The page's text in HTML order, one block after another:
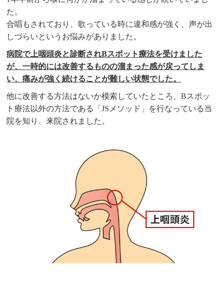
た。
合唱もされており、歌っている時に違和感が強く、声が出
しづらいというお悩みがありました。
病院で上咽頭炎と診断されBスポット療法を受けました
が、一時的には改善するものの溜まった感が戻ってしま
い、痛みが強く続けることが難しい状態でした。
他に改善する方法はないか模索していたところ、Bスポッ
ト療法以外の方法である「JSメソッド」を行なっている当
院を知り、来院されました。